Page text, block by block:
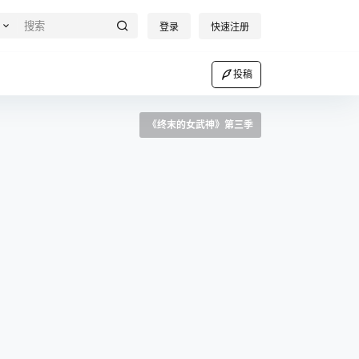
登录 快速注册
投稿
《终末的女武神》第三季